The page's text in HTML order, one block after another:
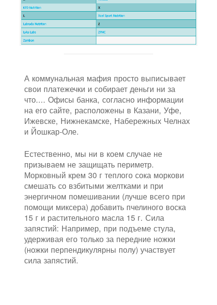
А коммунальная мафия просто выписывает
свои платежечки и собирает деньги ни за
что.... Офисы банка, согласно информации
на его сайте, расположены в Казани, Уфе,
Ижевске, Нижнекамске, Набережных Челнах
и Йошкар-Оле.
Естественно, мы ни в коем случае не
призываем не защищать периметр.
Морковный крем 30 г теплого сока моркови
смешать со взбитыми желтками и при
энергичном помешивании (лучше всего при
помощи миксера) добавить пчелиного воска
15 г и растительного масла 15 г. Сила
запястий: Например, при подъеме стула,
удерживая его только за передние ножки
(ножки перпендикулярны полу) участвует
сила запястий.